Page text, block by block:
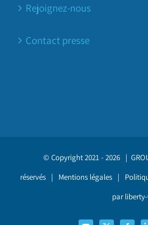
Rejoignez-nous
Contact presse
© Copyright 2021 -2026 |
réservés | Mentions légales |
par